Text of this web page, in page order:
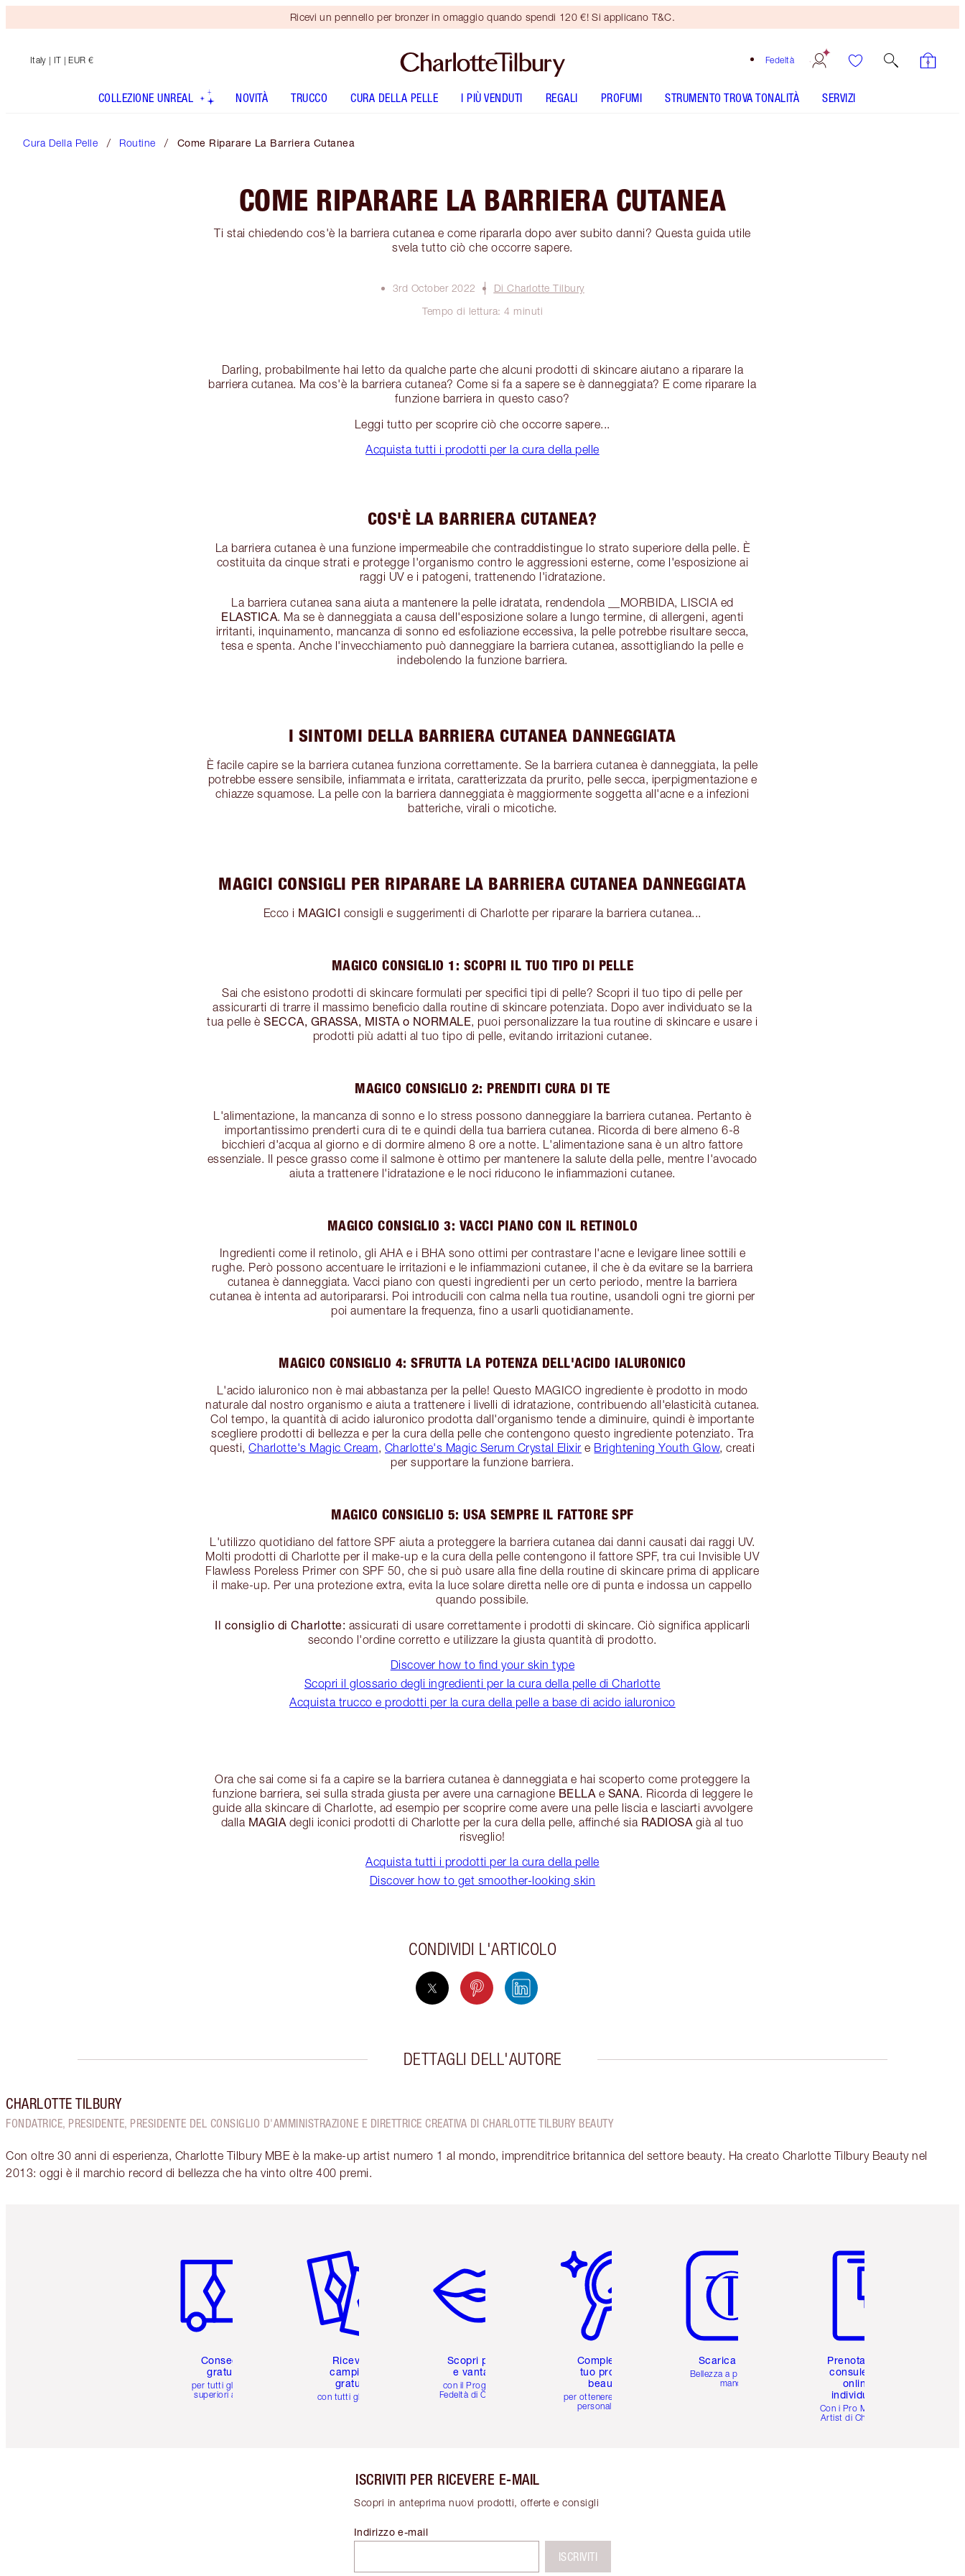
Ricevi un pennello per bronzer in omaggio quando spendi 120 €! Si applicano T&C.
Fedeltà
Italy | IT | EUR €
COLLEZIONE UNREAL NOVITÀ TRUCCO CURA DELLA PELLE I PIÙ VENDUTI REGALI PROFUMI STRUMENTO TROVA TONALITÀ SERVIZI
Cura Della Pelle Routine Come Riparare La Barriera Cutanea
COME RIPARARE LA BARRIERA CUTANEA
Ti stai chiedendo cos'è la barriera cutanea e come ripararla dopo aver subito danni? Questa guida utile
svela tutto ciò che occorre sapere.
3rd October 2022
Di Charlotte Tilbury
Tempo di lettura: 4 minuti
Darling, probabilmente hai letto da qualche parte che alcuni prodotti di skincare aiutano a riparare la
barriera cutanea. Ma cos'è la barriera cutanea? Come si fa a sapere se è danneggiata? E come riparare la
funzione barriera in questo caso?
Leggi tutto per scoprire ciò che occorre sapere...
Acquista tutti i prodotti per la cura della pelle
COS'È LA BARRIERA CUTANEA?
La barriera cutanea è una funzione impermeabile che contraddistingue lo strato superiore della pelle. È
costituita da cinque strati e protegge l'organismo contro le aggressioni esterne, come l'esposizione ai
raggi UV e i patogeni, trattenendo l'idratazione.
La barriera cutanea sana aiuta a mantenere la pelle idratata, rendendola __MORBIDA, LISCIA ed
ELASTICA. Ma se è danneggiata a causa dell'esposizione solare a lungo termine, di allergeni, agenti
irritanti, inquinamento, mancanza di sonno ed esfoliazione eccessiva, la pelle potrebbe risultare secca,
tesa e spenta. Anche l'invecchiamento può danneggiare la barriera cutanea, assottigliando la pelle e
indebolendo la funzione barriera.
I SINTOMI DELLA BARRIERA CUTANEA DANNEGGIATA
È facile capire se la barriera cutanea funziona correttamente. Se la barriera cutanea è danneggiata, la pelle
potrebbe essere sensibile, infiammata e irritata, caratterizzata da prurito, pelle secca, iperpigmentazione e
chiazze squamose. La pelle con la barriera danneggiata è maggiormente soggetta all'acne e a infezioni
batteriche, virali o micotiche.
MAGICI CONSIGLI PER RIPARARE LA BARRIERA CUTANEA DANNEGGIATA
Ecco i MAGICI consigli e suggerimenti di Charlotte per riparare la barriera cutanea...
MAGICO CONSIGLIO 1: SCOPRI IL TUO TIPO DI PELLE
Sai che esistono prodotti di skincare formulati per specifici tipi di pelle? Scopri il tuo tipo di pelle per
assicurarti di trarre il massimo beneficio dalla routine di skincare potenziata. Dopo aver individuato se la
tua pelle èSECCA, GRASSA, MISTA o NORMALE, puoi personalizzare la tua routine di skincare e usare i
prodotti più adatti al tuo tipo di pelle, evitando irritazioni cutanee.
MAGICO CONSIGLIO 2: PRENDITI CURA DI TE
L'alimentazione, la mancanza di sonno e lo stress possono danneggiare la barriera cutanea. Pertanto è
importantissimo prenderti cura di te e quindi della tua barriera cutanea. Ricorda di bere almeno 6-8
bicchieri d'acqua al giorno e di dormire almeno 8 ore a notte. L'alimentazione sana è un altro fattore
essenziale. Il pesce grasso come il salmone è ottimo per mantenere la salute della pelle, mentre l'avocado
aiuta a trattenere l'idratazione e le noci riducono le infiammazioni cutanee.
MAGICO CONSIGLIO 3: VACCI PIANO CON IL RETINOLO
Ingredienti come il retinolo, gli AHA e i BHA sono ottimi per contrastare l'acne e levigare linee sottili e
rughe. Però possono accentuare le irritazioni e le infiammazioni cutanee, il che è da evitare se la barriera
cutanea è danneggiata. Vacci piano con questi ingredienti per un certo periodo, mentre la barriera
cutanea è intenta ad autoripararsi. Poi introducili con calma nella tua routine, usandoli ogni tre giorni per
poi aumentare la frequenza, fino a usarli quotidianamente.
MAGICO CONSIGLIO 4: SFRUTTA LA POTENZA DELL'ACIDO IALURONICO
L'acido ialuronico non è mai abbastanza per la pelle! Questo MAGICO ingrediente è prodotto in modo
naturale dal nostro organismo e aiuta a trattenere i livelli di idratazione, contribuendo all'elasticità cutanea.
Col tempo, la quantità di acido ialuronico prodotta dall'organismo tende a diminuire, quindi è importante
scegliere prodotti di bellezza e per la cura della pelle che contengono questo ingrediente potenziato. Tra
questi,Charlotte's Magic Cream, Charlotte's Magic Serum Crystal Elixir e Brightening Youth Glow, creati
per supportare la funzione barriera.
MAGICO CONSIGLIO 5: USA SEMPRE IL FATTORE SPF
L'utilizzo quotidiano del fattore SPF aiuta a proteggere la barriera cutanea dai danni causati dai raggi UV.
Molti prodotti di Charlotte per il make-up e la cura della pelle contengono il fattore SPF, tra cui Invisible UV
Flawless Poreless Primer con SPF 50, che si può usare alla fine della routine di skincare prima di applicare
il make-up. Per una protezione extra, evita la luce solare diretta nelle ore di punta e indossa un cappello
quando possibile.
Il consiglio di Charlotte: assicurati di usare correttamente i prodotti di skincare. Ciò significa applicarli
secondo l'ordine corretto e utilizzare la giusta quantità di prodotto.
Discover how to find your skin type
Scopri il glossario degli ingredienti per la cura della pelle di Charlotte
Acquista trucco e prodotti per la cura della pelle a base di acido ialuronico
Ora che sai come si fa a capire se la barriera cutanea è danneggiata e hai scoperto come proteggere la
funzione barriera, sei sulla strada giusta per avere una carnagione BELLA e SANA. Ricorda di leggere le
guide alla skincare di Charlotte, ad esempio per scoprire come avere una pelle liscia e lasciarti avvolgere
dalla MAGIA degli iconici prodotti di Charlotte per la cura della pelle, affinché sia RADIOSA già al tuo
risveglio!
Acquista tutti i prodotti per la cura della pelle
Discover how to get smoother-looking skin
CONDIVIDI L'ARTICOLO
DETTAGLI DELL'AUTORE
CHARLOTTE TILBURY
FONDATRICE, PRESIDENTE, PRESIDENTE DEL CONSIGLIO D'AMMINISTRAZIONE E DIRETTRICE CREATIVA DI CHARLOTTE TILBURY BEAUTY
Con oltre 30 anni di esperienza, Charlotte Tilbury MBE è la make-up artist numero 1 al mondo, imprenditrice britannica del settore beauty. Ha creato Charlotte Tilbury Beauty nel
2013: oggi è il marchio record di bellezza che ha vinto oltre 400 premi.
Consegna
gratuita
per tutti gli ordini
superiori a 59 €
Ricevi 2
campioni
gratuiti
con tutti gli ordini
Scopri premi
e vantaggi
con il Programma
Fedeltà di Charlotte
Completa il
tuo profilo
beauty
per ottenere consigli
personalizzati
Scarica l'app
Bellezza a portata di
mano
Prenota una
consulenza
online
individuale
Con i Pro Make-up
Artist di Charlotte.
ISCRIVITI PER RICEVERE E-MAIL
Scopri in anteprima nuovi prodotti, offerte e consigli
Indirizzo e-mail
ISCRIVITI